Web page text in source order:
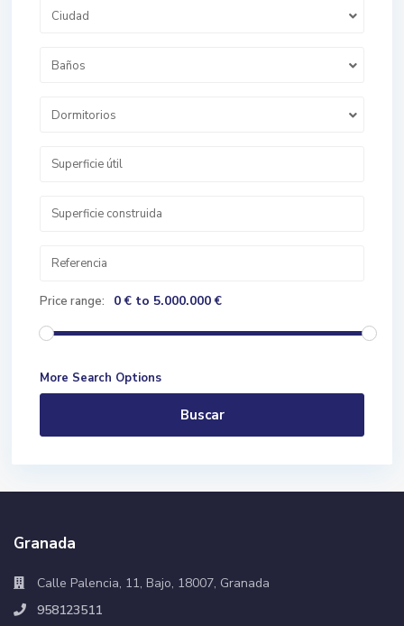
Ciudad
Baños
Dormitorios
Price range: 0 € to 5.000.000 €
More Search Options
Buscar
Granada
Calle Palencia, 11, Bajo, 18007, Granada
958123511